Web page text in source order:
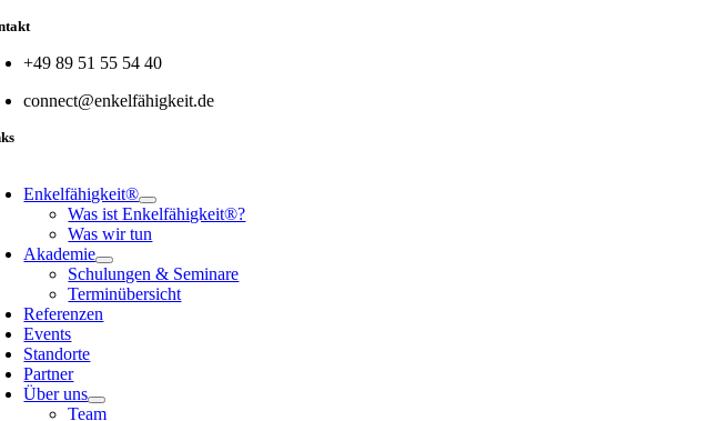
+49 89 51 55 54 40
connect@enkelfähigkeit.de
Enkelfähigkeit®
Was ist Enkelfähigkeit®?
Was wir tun
Akademie
Schulungen & Seminare
Terminübersicht
Referenzen
Events
Standorte
Partner
Über uns
Team